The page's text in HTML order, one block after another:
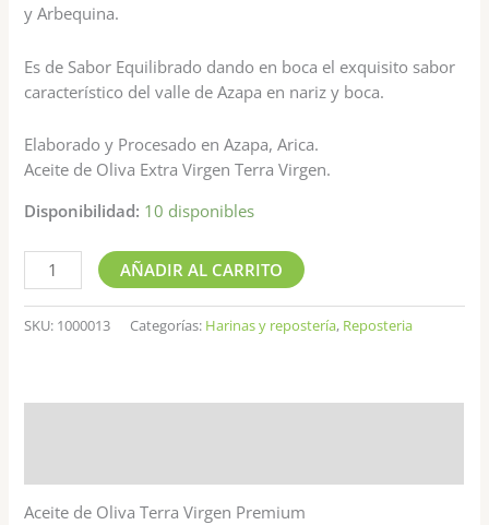
y Arbequina.
Es de Sabor Equilibrado dando en boca el exquisito sabor
característico del valle de Azapa en nariz y boca.
Elaborado y Procesado en Azapa, Arica.
Aceite de Oliva Extra Virgen Terra Virgen.
Disponibilidad: 10 disponibles
AÑADIR AL CARRITO
SKU: 1000013 Categorías: Harinas y repostería, Reposteria
Aceite de Oliva Terra Virgen Premium